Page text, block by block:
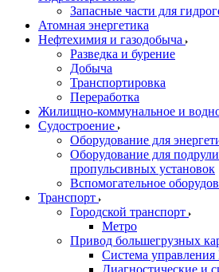
Запасные части для
Атомная энергетика
Нефтехимия и газодобыча
Разведка и бурение
Добыча
Транспортировка
Переработка
Жилищно-коммунальное и
Судостроение
Оборудование для
Оборудование для
пропульсивных установок
Вспомогательное
Транспорт
Городской транспорт
Метро
Привод большегрузных
Система
Диагностические и